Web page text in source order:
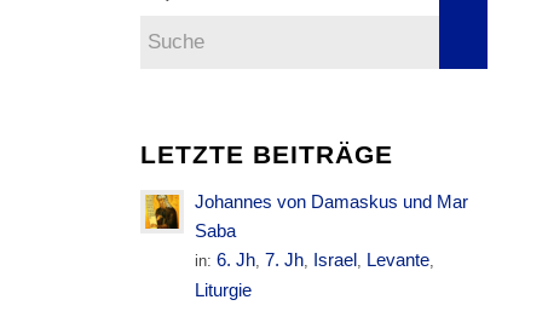
LETZTE BEITRÄGE
Johannes von Damaskus und Mar
Saba
in:6. Jh, 7. Jh, Israel, Levante,
Liturgie